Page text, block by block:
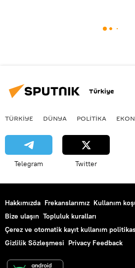
Türkiye
TÜRKIYE DÜNYA POLİTİKA
Telegram Twitter
Hakkımızda Frekanslarımız Kullanım
Bize ulaşın Topluluk kuralları
Çerez ve otomatik kayıt kullanım
Gizlilik Sözleşmesi Privacy Feedback